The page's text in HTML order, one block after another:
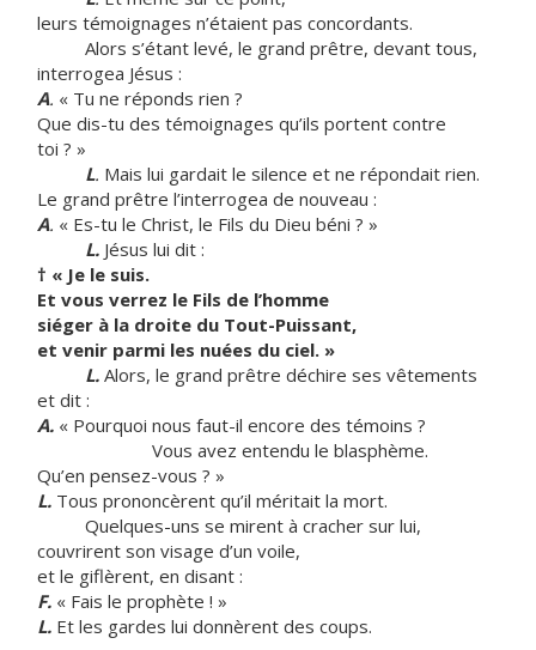
leurs témoignages n’étaient pas concordants.
Alors s’étant levé, le grand prêtre, devant tous,
interrogea Jésus :
A. « Tu ne réponds rien ?
Que dis-tu des témoignages qu’ils portent contre
toi ? »
L. Mais lui gardait le silence et ne répondait rien.
Le grand prêtre l’interrogea de nouveau :
A. « Es-tu le Christ, le Fils du Dieu béni ? »
L. Jésus lui dit :
† « Je le suis.
Et vous verrez le Fils de l’homme
siéger à la droite du Tout-Puissant,
et venir parmi les nuées du ciel. »
L. Alors, le grand prêtre déchire ses vêtements
et dit :
A. « Pourquoi nous faut-il encore des témoins ?
Vous avez entendu le blasphème.
Qu’en pensez-vous ? »
L. Tous prononcèrent qu’il méritait la mort.
Quelques-uns se mirent à cracher sur lui,
couvrirent son visage d’un voile,
et le giflèrent, en disant :
F. « Fais le prophète ! »
L. Et les gardes lui donnèrent des coups.